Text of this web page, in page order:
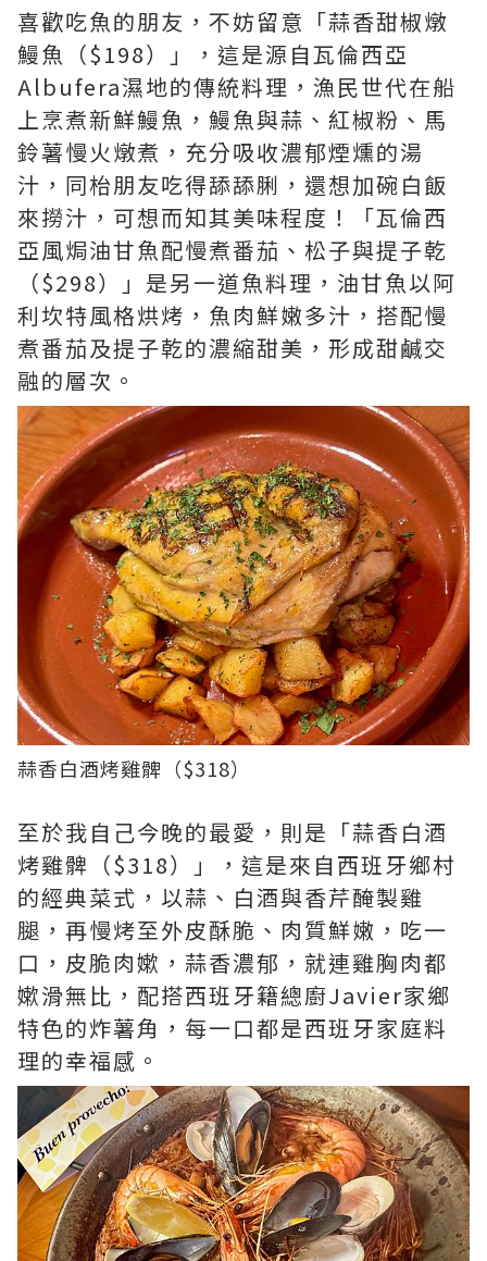
喜歡吃魚的朋友，不妨留意「蒜香甜椒燉
鰻魚（$198）」，這是源自瓦倫西亞
Albufera濕地的傳統料理，漁民世代在船
上烹煮新鮮鰻魚，鰻魚與蒜、紅椒粉、馬
鈴薯慢火燉煮，充分吸收濃郁煙燻的湯
汁，同枱朋友吃得舔舔脷，還想加碗白飯
來撈汁，可想而知其美味程度！「瓦倫西
亞風焗油甘魚配慢煮番茄、松子與提子乾
（$298）」是另一道魚料理，油甘魚以阿
利坎特風格烘烤，魚肉鮮嫩多汁，搭配慢
煮番茄及提子乾的濃縮甜美，形成甜鹹交
融的層次。
蒜香白酒烤雞髀（$318）
至於我自己今晚的最愛，則是「蒜香白酒
烤雞髀（$318）」，這是來自西班牙鄉村
的經典菜式，以蒜、白酒與香芹醃製雞
腿，再慢烤至外皮酥脆、肉質鮮嫩，吃一
口，皮脆肉嫰，蒜香濃郁，就連雞胸肉都
嫰滑無比，配搭西班牙籍總廚Javier家鄉
特色的炸薯角，每一口都是西班牙家庭料
理的幸福感。